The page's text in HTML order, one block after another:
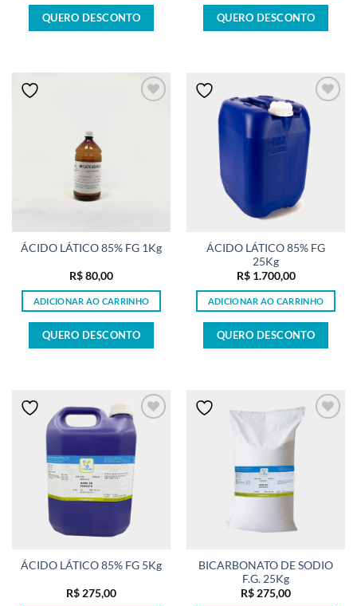
QUERO DESCONTO QUERO DESCONTO
ÁCIDO LÁTICO 85% FG 1Kg
R$80,00
ADICIONAR AO CARRINHO
QUERO DESCONTO
ÁCIDO LÁTICO 85% FG
25Kg
R$1.700,00
ADICIONAR AO CARRINHO
QUERO DESCONTO
ÁCIDO LÁTICO 85% FG 5Kg
R$275,00
BICARBONATO DE SODIO
F.G. 25Kg
R$275,00